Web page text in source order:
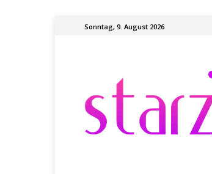
Sonntag, 9. August 2026